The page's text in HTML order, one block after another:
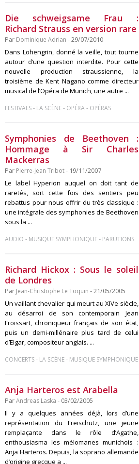
Die schweigsame Frau :
Richard Strauss en version rare
Par Dominique Adrian - 29/07/2010
Dans Lohengrin, donné la veille, tout tourne
autour d’une question interdite. Pour cette
nouvelle production straussienne, la
troisième de Kent Nagano comme directeur
musical de l’Opéra de Munich, une autre ...
FESTIVALS- LA SCÈNE- OPÉRA- OPÉRAS
Symphonies de Beethoven :
Hommage à Sir Charles
Mackerras
Par Pierre-Jean Tribot- 19/11/2007
Le label Hyperion auquel on doit tant de
raretés, sort cette fois des sentiers peu
rebattus pour nous offrir du très classique :
une intégrale des symphonies de Beethoven
sous la ...
AUDIO - MUSIQUE SYMPHONIQUE- PARUTIONS
Richard Hickox : Sous le soleil
de Londres
Par Jean-Christophe Le Toquin - 21/05/2005
Un vaillant chevalier qui meurt au XIVe siècle,
au désarroi de son contemporain Jean
Froissart, chroniqueur français de son état,
puis un demi-millénaire plus tard de celui
d’Elgar, compositeur anglais. ...
CONCERTS- LA SCÈNE- MUSIQUE SYMPHONIQUE
Anja Harteros est Arabella
ParAndreas Laska - 03/02/2005
Il y a quelques années déjà, lors d’une
représentation du Freischütz, une jeune
remplaçante dans le rôle d’Agathe,
enthousiasma les mélomanes munichois :
Anja Harteros. Depuis, la soprano allemande
d’origine grecque a ...